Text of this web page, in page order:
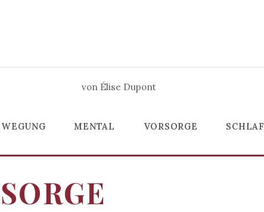
von Élise Dupont
MENTAL VORSORGE SCHLAF